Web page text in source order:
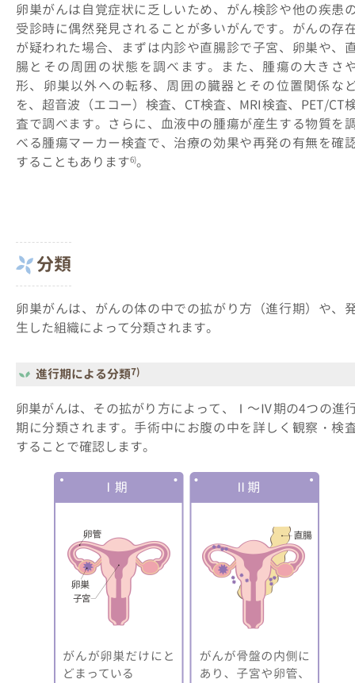
卵巣がんは自覚症状に乏しいため、がん検診や他の疾患
受診時に偶然発見されることが多いがんです。がんの存
が疑われた場合、まずは内診や直腸診で子宮、卵巣や、
腸とその周囲の状態を調べます。また、腫瘍の大きさ
形、卵巣以外への転移、周囲の臓器とその位置関係な
を、超音波（エコー）検査、CT検査、MRI検査、PET/CT
査で調べます。さらに、血液中の腫瘍が産生する物質を
べる腫瘍マーカー検査で、治療の効果や再発の有無を確
することもあります6)。
分類
卵巣がんは、がんの体の中での拡がり方（進行期）や、
生した組織によって分類されます。
進行期による分類7)
卵巣がんは、その拡がり方によって、Ⅰ～Ⅳ期の4つの進
期に分類されます。手術中にお腹の中を詳しく観察・検
することで確認します。